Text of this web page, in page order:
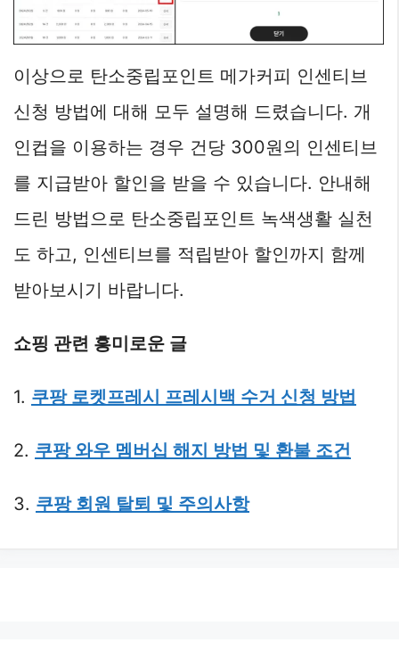
이상으로 탄소중립포인트 메가커피 인센티브
신청 방법에 대해 모두 설명해 드렸습니다. 개
인컵을 이용하는 경우 건당 300원의 인센티브
를 지급받아 할인을 받을 수 있습니다. 안내해
드린 방법으로 탄소중립포인트 녹색생활 실천
도 하고, 인센티브를 적립받아 할인까지 함께
받아보시기 바랍니다.
쇼핑 관련 흥미로운 글
1. 쿠팡 로켓프레시 프레시백 수거 신청 방법
2. 쿠팡 와우 멤버십 해지 방법 및 환불 조건
3. 쿠팡 회원 탈퇴 및 주의사항